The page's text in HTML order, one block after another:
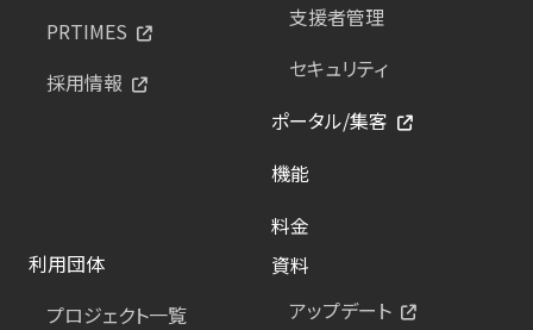
PRTIMES
採用情報
支援者管理
セキュリティ
ポータル/集客
機能
料金
利用団体
プロジェクト一覧
資料
アップデート